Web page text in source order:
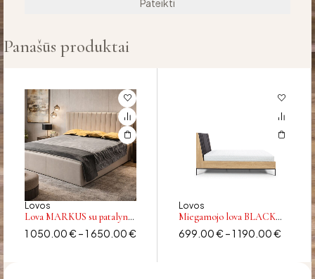
Panašūs produktai
Lovos
Lova MARKUS su patalynės
dėže
1 050.00€ –1 650.00€
Lovos
Miegamojo lova BLACK
LOFT
699.00€ –1 190.00€